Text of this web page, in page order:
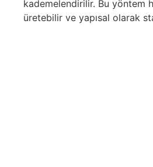
kademelendirilir. Bu yöntem
üretebilir ve yapısal olarak